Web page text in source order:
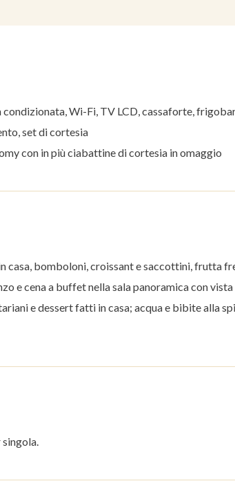
Wi-Fi, TV LCD, cassaforte,
set di cortesia
con in più ciabattine di cortesia in omaggio
casa, bomboloni, croissant e saccottini, frutta
e cena a buffet nella sala panoramica con vista
e dessert fatti in casa; acqua e bibite alla